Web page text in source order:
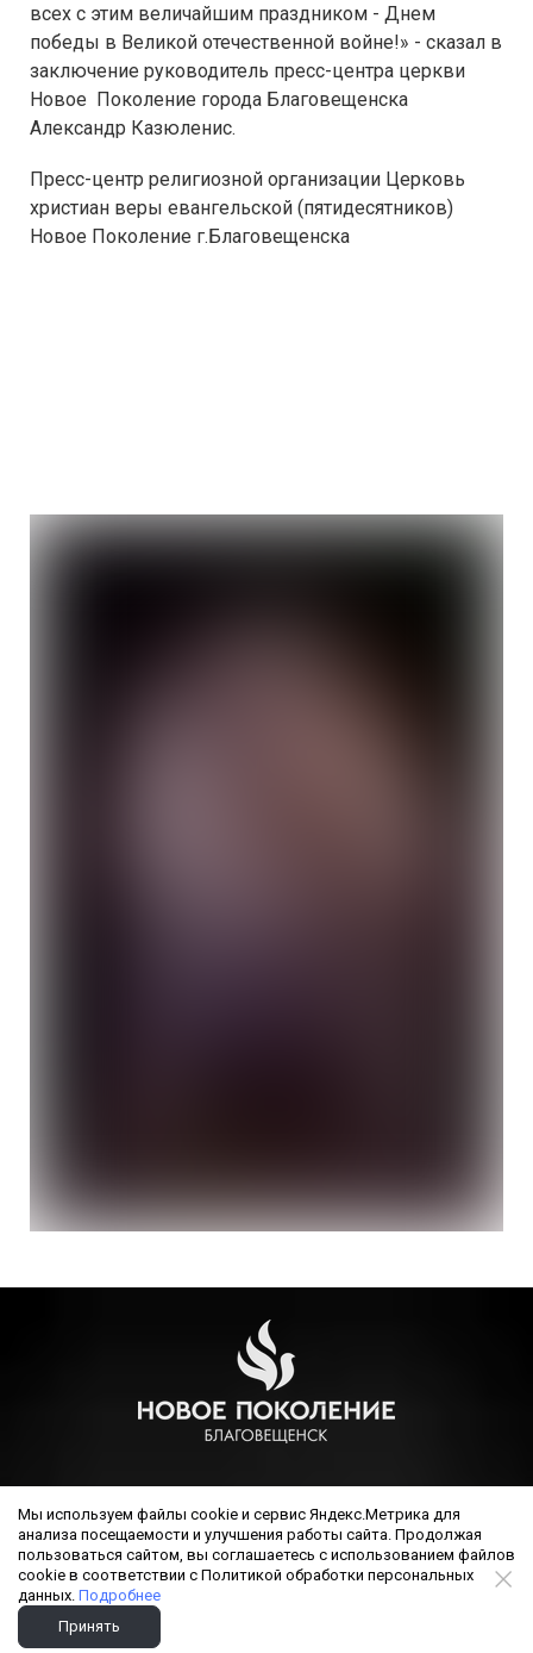
всех с этим величайшим праздником - Днем
победы в Великой отечественной войне!» - сказал в
заключение руководитель пресс-центра церкви
Новое Поколение города Благовещенска
Александр Казюленис.
Пресс-центр религиозной организации Церковь
христиан веры евангельской (пятидесятников)
Новое Поколение г.Благовещенска
ЕВАНГЕЛЬСКОЙ (ПЯТИДЕСЯТНИКОВ) НОВОЕ ПОКОЛЕНИЕ
Г.БЛАГОВЕЩЕНСКА, ОГРН 1022800000640, бланк
свидетельства Министерства юстиции 30 00689, за
основным государственным регистрационным номером: №
1022800000640, дата выдачи 10.11.2011 г.
Мы используем файлы cookie и сервис Яндекс.Метрика для
анализа посещаемости и улучшения работы сайта. Продолжая
пользоваться сайтом, вы соглашаетесь с использованием файлов
cookie в соответствии с Политикой обработки персональных
данных. Подробнее
Принять